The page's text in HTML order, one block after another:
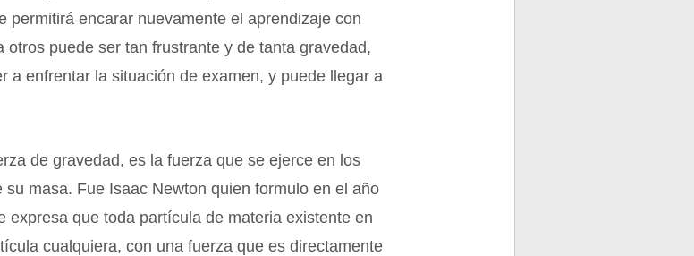
permitirá encarar nuevamente el aprendizaje con
otros puede ser tan frustrante y de tanta gravedad,
a enfrentar la situación de examen, y puede llegar a
de gravedad, es la fuerza que se ejerce en los
masa. Fue Isaac Newton quien formulo en el año
expresa que toda partícula de materia existente en
cualquiera, con una fuerza que es directamente